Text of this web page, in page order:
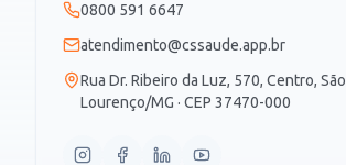
0800 591 6647
atendimento@cssaude.app.br
Rua Dr. Ribeiro da Luz, 570, Centro, São
Lourenço/MG · CEP 37470-000